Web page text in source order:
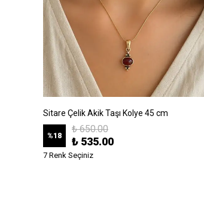
Sitare Çelik Akik Taşı Kolye 45 cm
%18
₺ 650.00
₺ 535.00
7 Renk Seçiniz